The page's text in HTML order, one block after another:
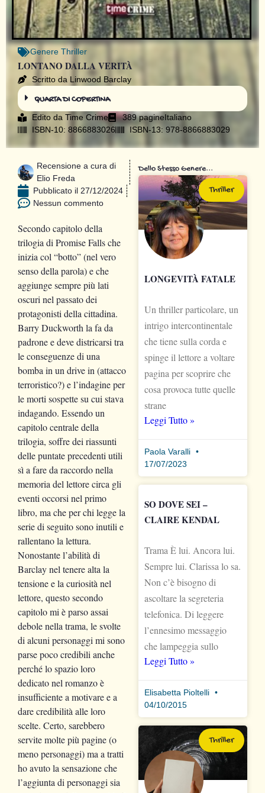
Genere Thriller
LONTANO DALLA VERITÀ
Scritto da Linwood Barclay
QUARTA DI COPERTINA
Edito da Time Crime 389 pagineItaliano
ISBN-10: 8866883026
ISBN-13: 978-8866883029
Recensione a cura di
Elio Freda
Pubblicato il 27/12/2024
Nessun commento
Secondo capitolo della
trilogia di Promise Falls che
inizia col “botto” (nel vero
senso della parola) e che
aggiunge sempre più lati
oscuri nel passato dei
protagonisti della cittadina.
Barry Duckworth la fa da
padrone e deve districarsi tra
le conseguenze di una
bomba in un drive in (attacco
terroristico?) e l’indagine per
le morti sospette su cui stava
indagando. Essendo un
capitolo centrale della
trilogia, soffre dei riassunti
delle puntate precedenti utili
sì a fare da raccordo nella
memoria del lettore circa gli
eventi occorsi nel primo
libro, ma che per chi legge la
serie di seguito sono inutili e
rallentano la lettura.
Nonostante l’abilità di
Barclay nel tenere alta la
tensione e la curiosità nel
lettore, questo secondo
capitolo mi è parso assai
debole nella trama, le svolte
di alcuni personaggi mi sono
parse poco credibili anche
perché lo spazio loro
dedicato nel romanzo è
insufficiente a motivare e a
dare credibilità alle loro
scelte. Certo, sarebbero
servite molte più pagine (o
meno personaggi) ma a tratti
ho avuto la sensazione che
l’aggiunta di personaggi sia
Dello Stesso Genere...
Thriller
LONGEVITÀ FATALE
Un thriller particolare, un
intrigo intercontinentale
che tiene sulla corda e
spinge il lettore a voltare
pagina per scoprire che
cosa provoca tutte quelle
strane
Leggi Tutto »
Paola Varalli
17/07/2023
SO DOVE SEI –
CLAIRE KENDAL
Trama È lui. Ancora lui.
Sempre lui. Clarissa lo sa.
Non c’è bisogno di
ascoltare la segreteria
telefonica. Di leggere
l’ennesimo messaggio
che lampeggia sullo
Leggi Tutto »
Elisabetta Pioltelli
04/10/2015
Thriller